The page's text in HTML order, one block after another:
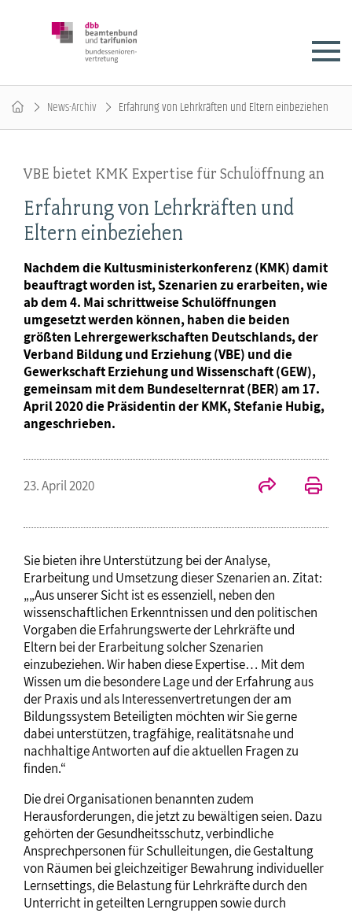
News-Archiv Erfahrung von Lehrkräften und Eltern einbeziehen
VBE bietet KMK Expertise für Schulöffnung an
Erfahrung von Lehrkräften und
Eltern einbeziehen
Nachdem die Kultusministerkonferenz (KMK) damit
beauftragt worden ist, Szenarien zu erarbeiten, wie
ab dem 4. Mai schrittweise Schulöffnungen
umgesetzt werden können, haben die beiden
größten Lehrergewerkschaften Deutschlands, der
Verband Bildung und Erziehung (VBE) und die
Gewerkschaft Erziehung und Wissenschaft (GEW),
gemeinsam mit dem Bundeselternrat (BER) am 17.
April 2020 die Präsidentin der KMK, Stefanie Hubig,
angeschrieben.
23. April 2020
Sie bieten ihre Unterstützung bei der Analyse,
Erarbeitung und Umsetzung dieser Szenarien an. Zitat:
„„Aus unserer Sicht ist es essenziell, neben den
wissenschaftlichen Erkenntnissen und den politischen
Vorgaben die Erfahrungswerte der Lehrkräfte und
Eltern bei der Erarbeitung solcher Szenarien
einzubeziehen. Wir haben diese Expertise… Mit dem
Wissen um die besondere Lage und der Erfahrung aus
der Praxis und als Interessenvertretungen der am
Bildungssystem Beteiligten möchten wir Sie gerne
dabei unterstützen, tragfähige, realitätsnahe und
nachhaltige Antworten auf die aktuellen Fragen zu
finden.“
Die drei Organisationen benannten zudem
Herausforderungen, die jetzt zu bewältigen seien. Dazu
gehörten der Gesundheitsschutz, verbindliche
Ansprechpersonen für Schulleitungen, die Gestaltung
von Räumen bei gleichzeitiger Bewahrung individueller
Lernsettings, die Belastung für Lehrkräfte durch den
Unterricht in geteilten Lerngruppen sowie durch